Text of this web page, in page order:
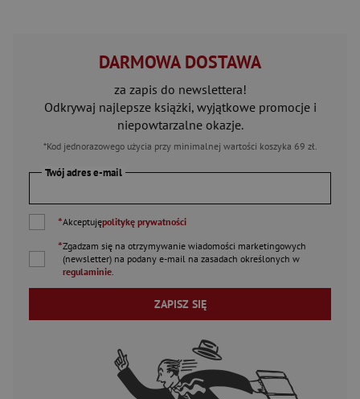
DARMOWA DOSTAWA
za zapis do newslettera!
Odkrywaj najlepsze książki, wyjątkowe promocje i
niepowtarzalne okazje.
*Kod jednorazowego użycia przy minimalnej wartości koszyka 69 zł.
Twój adres e-mail
*Akceptujępolitykę prywatności
*Zgadzam się na otrzymywanie wiadomości marketingowych
(newsletter) na podany e-mail na zasadach określonych w
regulaminie.
ZAPISZ SIĘ